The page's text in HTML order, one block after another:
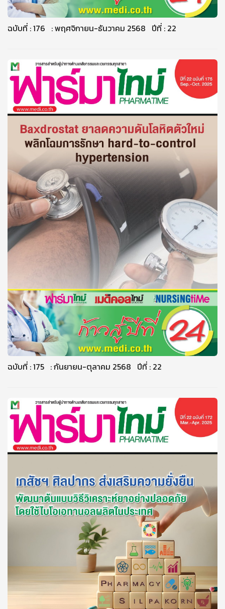
ฉบับที่ : 176 : พฤศจิกายน-ธันวาคม 2568 ปีที่ : 22
ฉบับที่ : 175 : กันยายน-ตุลาคม 2568 ปีที่ : 22